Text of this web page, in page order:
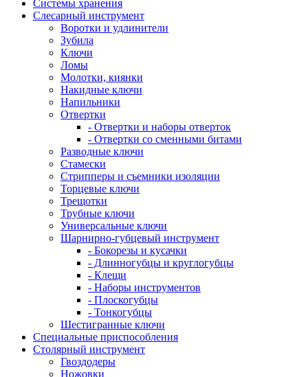
Системы хранения
Слесарный инструмент
Воротки и удлинители
Зубила
Ключи
Ломы
Молотки, киянки
Накидные ключи
Напильники
Отвертки
- Отвертки и наборы отверток
- Отвертки со сменными битами
Разводные ключи
Стамески
Стрипперы и съемники изоляции
Торцевые ключи
Трещотки
Трубные ключи
Универсальные ключи
Шарнирно-губцевый инструмент
- Бокорезы и кусачки
- Длинногубцы и круглогубцы
- Клещи
- Наборы инструментов
- Плоскогубцы
- Тонкогубцы
Шестигранные ключи
Специальные приспособления
Столярный инструмент
Гвоздодеры
Ножовки